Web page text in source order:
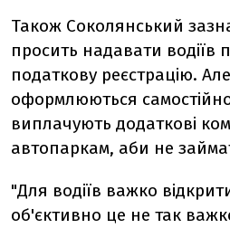
Також Соколянський
просить надавати водіїв
податкову реєстрацію.
оформлюються
виплачують додаткові
автопаркам, аби не
"Для водіїв важко
об'єктивно це не так